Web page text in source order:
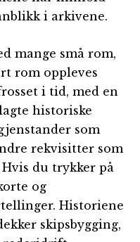
i arkivene.
mange små rom,
rom oppleves
i tid, med en
historiske
som
rekvisitter som
du trykker på
og
Historiene
skipsbygging,